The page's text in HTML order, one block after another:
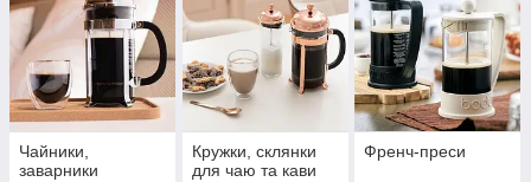
Чайники,
заварники
Кружки, склянки
для чаю та кави
Френч-преси